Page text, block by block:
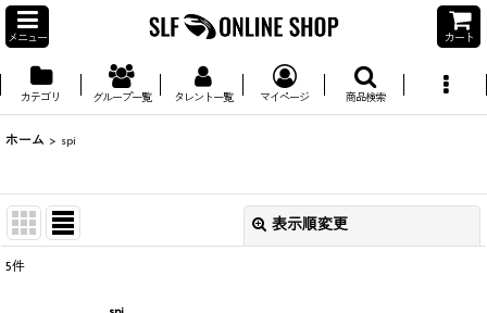
メニュー カート
カテゴリ グループ一覧 タレント一覧 マイページ 商品検索
ホーム > spi
表示順変更
5件